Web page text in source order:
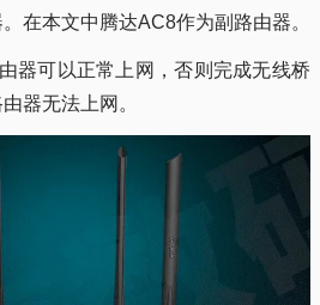
在本文中腾达AC8作为副路由器。
器可以正常上网，否则完成无线桥
器无法上网。